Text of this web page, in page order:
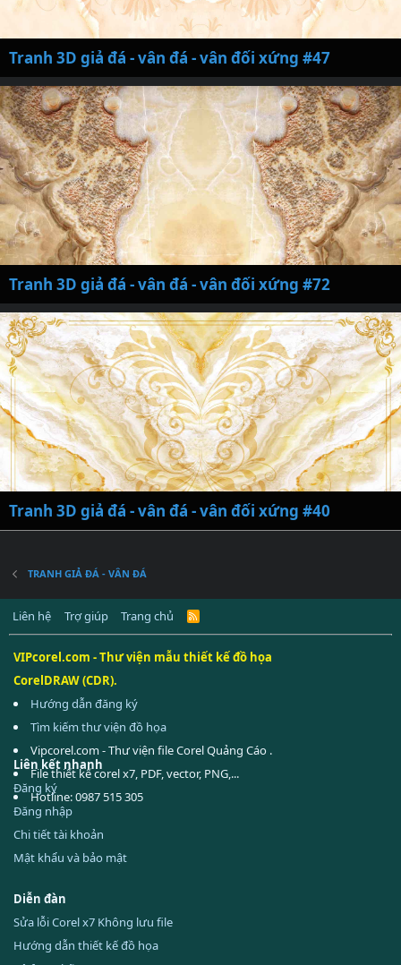
Tranh 3D giả đá - vân đá - vân đối xứng #47
Tranh 3D giả đá - vân đá - vân đối xứng #72
Tranh 3D giả đá - vân đá - vân đối xứng #40
TRANH GIẢ ĐÁ - VÂN ĐÁ
Liên hệ Trợ giúp Trang chủ
R
VIPcorel.com - Thư viện mẫu thiết kế đồ họa
CorelDRAW (CDR).
Hướng dẫn đăng ký
Tìm kiếm thư viện đồ họa
Vipcorel.com - Thư viện file Corel Quảng Cáo .
File thiết kế corel x7, PDF, vector, PNG,...
Hotline: 0987 515 305
Liên kết nhanh
Đăng ký
Đăng nhập
Chi tiết tài khoản
Mật khẩu và bảo mật
Diễn đàn
Sửa lỗi Corel x7 Không lưu file
Hướng dẫn thiết kế đồ họa